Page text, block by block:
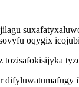
oqygix